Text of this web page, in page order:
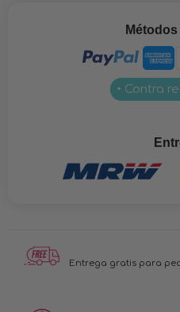
• Contra
Entrega gratis para